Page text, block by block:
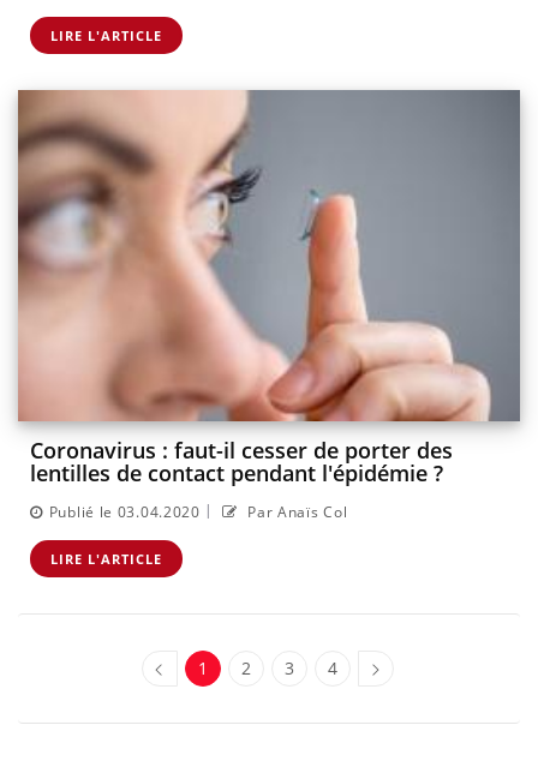
LIRE L'ARTICLE
Coronavirus : faut-il cesser de porter des
lentilles de contact pendant l'épidémie ?
Publié le 03.04.2020 | Par Anaïs Col
LIRE L'ARTICLE
1 2 3 4